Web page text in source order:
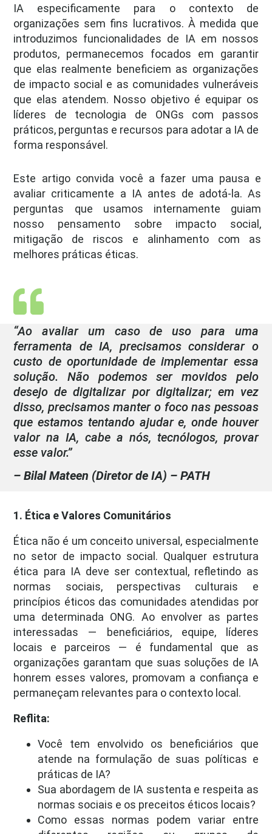
IA especificamente para o contexto de
organizações sem fins lucrativos. À medida que
introduzimos funcionalidades de IA em nossos
produtos, permanecemos focados em garantir
que elas realmente beneficiem as organizações
de impacto social e as comunidades vulneráveis
que elas atendem. Nosso objetivo é equipar os
líderes de tecnologia de ONGs com passos
práticos, perguntas e recursos para adotar a IA de
forma responsável.
Este artigo convida você a fazer uma pausa e
avaliar criticamente a IA antes de adotá-la. As
perguntas que usamos internamente guiam
nosso pensamento sobre impacto social,
mitigação de riscos e alinhamento com as
melhores práticas éticas.
“Ao avaliar um caso de uso para uma
ferramenta de IA, precisamos considerar o
custo de oportunidade de implementar essa
solução. Não podemos ser movidos pelo
desejo de digitalizar por digitalizar; em vez
disso, precisamos manter o foco nas pessoas
que estamos tentando ajudar e, onde houver
valor na IA, cabe a nós, tecnólogos, provar
esse valor.”
– Bilal Mateen (Diretor de IA) – PATH
1. Ética e Valores Comunitários
Ética não é um conceito universal, especialmente
no setor de impacto social. Qualquer estrutura
ética para IA deve ser contextual, refletindo as
normas sociais, perspectivas culturais e
princípios éticos das comunidades atendidas por
uma determinada ONG. Ao envolver as partes
interessadas — beneficiários, equipe, líderes
locais e parceiros — é fundamental que as
organizações garantam que suas soluções de IA
honrem esses valores, promovam a confiança e
permaneçam relevantes para o contexto local.
Reflita:
Você tem envolvido os beneficiários que
atende na formulação de suas políticas e
práticas de IA?
Sua abordagem de IA sustenta e respeita as
normas sociais e os preceitos éticos locais?
Como essas normas podem variar entre